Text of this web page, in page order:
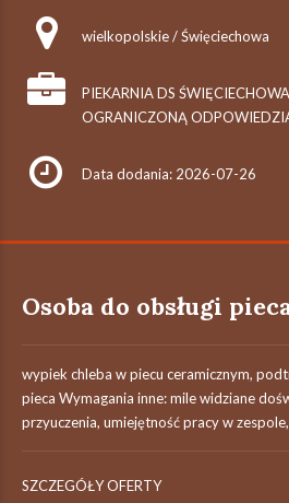
wielkopolskie / Święciechowa
PIEKARNIA DS
OGRANICZONĄ
Data dodania: 2026-07-26
Osoba do obsługi
wypiek chleba w piecu ceramicznym,
pieca Wymagania inne: mile widziane
przyuczenia, umiejętność pracy w
SZCZEGÓŁY OFERTY